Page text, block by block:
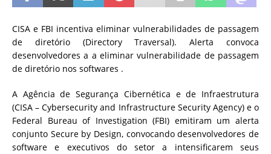
CISA e FBI incentiva eliminar vulnerabilidades de passagem
de diretório (Directory Traversal). Alerta convoca
desenvolvedores a a eliminar vulnerabilidade de passagem
de diretório nos softwares .
A Agência de Segurança Cibernética e de Infraestrutura
(CISA – Cybersecurity and Infrastructure Security Agency) e o
Federal Bureau of Investigation (FBI) emitiram um alerta
conjunto Secure by Design, convocando desenvolvedores de
software e executivos do setor a intensificarem seus